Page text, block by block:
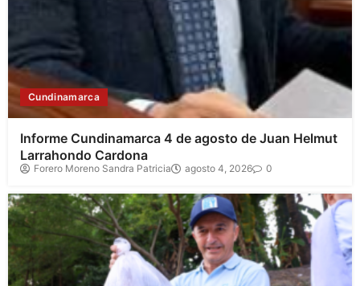
Cundinamarca
Informe Cundinamarca 4 de agosto de Juan Helmut
Larrahondo Cardona
Forero Moreno Sandra Patricia agosto 4, 2026 0